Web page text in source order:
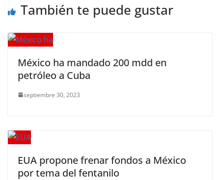
También te puede gustar
México ha mandado 200 mdd en
petróleo a Cuba
septiembre 30, 2023
EUA propone frenar fondos a México
por tema del fentanilo